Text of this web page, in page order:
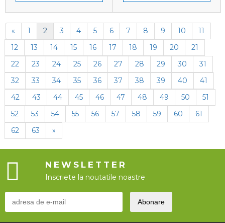
« 1 2 3 4 5 6 7 8 9 10
11
12
13 14 15 16 17 18 19 20
21
22
23 24 25 26 27 28 29 30
31
32
33 34 35 36 37 38 39 40
41
42
43 44 45 46 47 48 49 50
51
52
53 54 55 56 57 58 59 60
61
62
63 »
NEWSLETTER
Inscriete la noutatile noastre